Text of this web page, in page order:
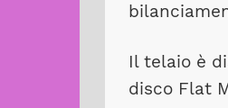
Il telaio è
disco Flat